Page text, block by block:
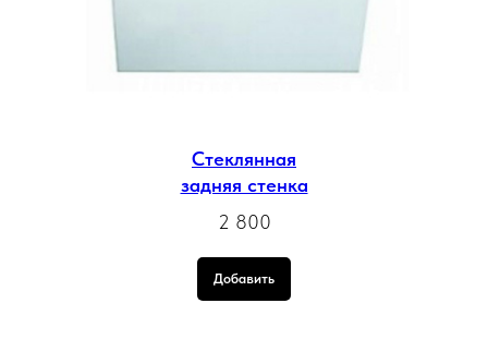
Стеклянная
задняя стенка
2 800
Добавить